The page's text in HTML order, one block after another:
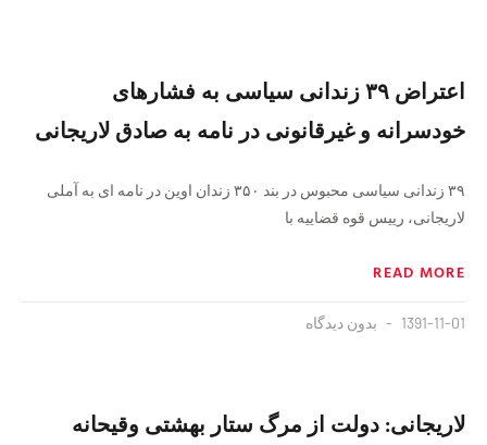
اعتراض ۳۹ زندانی سیاسی به فشارهای
خودسرانه و غیرقانونی در نامه به صادق لاریجانی
۳۹ زندانی سیاسی محبوس در بند ۳۵۰ زندان اوین در نامه ای به آملی
لاریجانی، رییس قوه قضاییه با
READ MORE
1391-11-01 بدون دیدگاه
لاریجانی: دولت از مرگ ستار بهشتی وقیحانه